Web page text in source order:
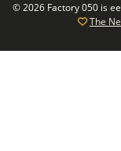
© 2026 Factory 050 is
The